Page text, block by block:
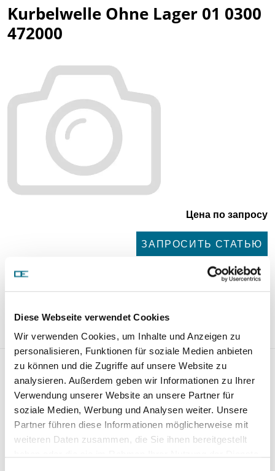
Diese Webseite verwendet Cookies
Wir verwenden Cookies, um Inhalte und Anzeigen zu
personalisieren, Funktionen für soziale Medien anbieten
zu können und die Zugriffe auf unsere Website zu
analysieren. Außerdem geben wir Informationen zu Ihrer
Verwendung unserer Website an unsere Partner für
soziale Medien, Werbung und Analysen weiter. Unsere
Partner führen diese Informationen möglicherweise mit
weiteren Daten zusammen, die Sie ihnen bereitgestellt
Kurbelwelle Ohne Lager 01 0300
472000
Цена по запросу
ЗАПРОСИТЬ СТАТЬЮ
Вес:
Сравнительные числа:
Kurbelwelle Ohne Lager 01 0300
473000